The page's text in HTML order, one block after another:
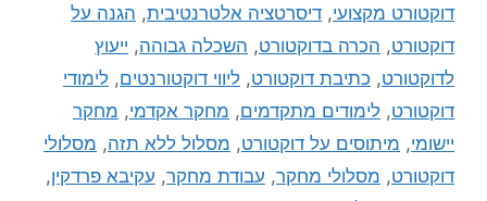
דוקטורט מקצועי, דיסרטציה אלטרנטיבית, הגנה על
דוקטורט, הכרה בדוקטורט, השכלה גבוהה, ייעוץ
לדוקטורט, כתיבת דוקטורט, ליווי דוקטורנטים, לימודי
דוקטורט, לימודים מתקדמים, מחקר אקדמי, מחקר
יישומי, מיתוסים על דוקטורט, מסלול ללא תזה, מסלולי
דוקטורט, מסלולי מחקר, עבודת מחקר, עקיבא פרדקין,